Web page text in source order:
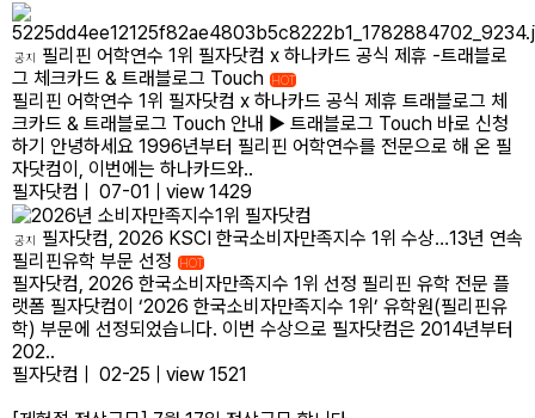
공지 필리핀 어학연수 1위 필자닷컴 x 하나카드 공식 제휴 -트래블로
그 체크카드 & 트래블로그 Touch
HOT
필리핀 어학연수 1위 필자닷컴 x 하나카드 공식 제휴 트래블로그 체
크카드 & 트래블로그 Touch 안내 ▶ 트래블로그 Touch 바로 신청
하기 안녕하세요 1996년부터 필리핀 어학연수를 전문으로 해 온 필
자닷컴이, 이번에는 하나카드와..
필자닷컴
07-01 view 1429
공지 필자닷컴, 2026 KSCI 한국소비자만족지수 1위 수상…13년 연속
필리핀유학 부문 선정
HOT
필자닷컴, 2026 한국소비자만족지수 1위 선정 필리핀 유학 전문 플
랫폼 필자닷컴이 ‘2026 한국소비자만족지수 1위’ 유학원(필리핀유
학) 부문에 선정되었습니다. 이번 수상으로 필자닷컴은 2014년부터
202..
필자닷컴
02-25
view 1521